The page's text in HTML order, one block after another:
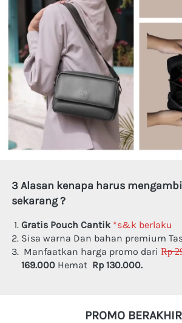
3 Alasan kenapa harus
sekarang ?
Gratis Pouch Cantik *s&k berlaku
Sisa warna Dan bahan premium
Manfaatkan harga promo dari R̶p̶
169.000 Hemat Rp 130.000.
PROMO